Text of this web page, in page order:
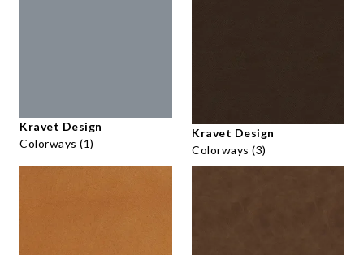
Kravet Design
Colorways (1)
Kravet Design
Colorways (3)